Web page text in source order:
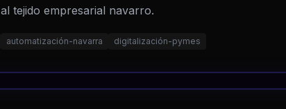
tejido empresarial navarro.
automatización-navarra digitalización-pymes